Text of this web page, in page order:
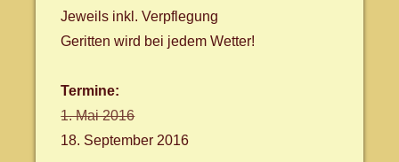
Jeweils inkl. Verpflegung
Geritten wird bei jedem Wetter!
Termine:
1. Mai 2016
18. September 2016